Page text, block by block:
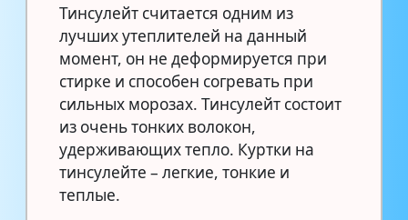
Тинсулейт считается одним из
лучших утеплителей на данный
момент, он не деформируется при
стирке и способен согревать при
сильных морозах. Тинсулейт состоит
из очень тонких волокон,
удерживающих тепло. Куртки на
тинсулейте – легкие, тонкие и
теплые.